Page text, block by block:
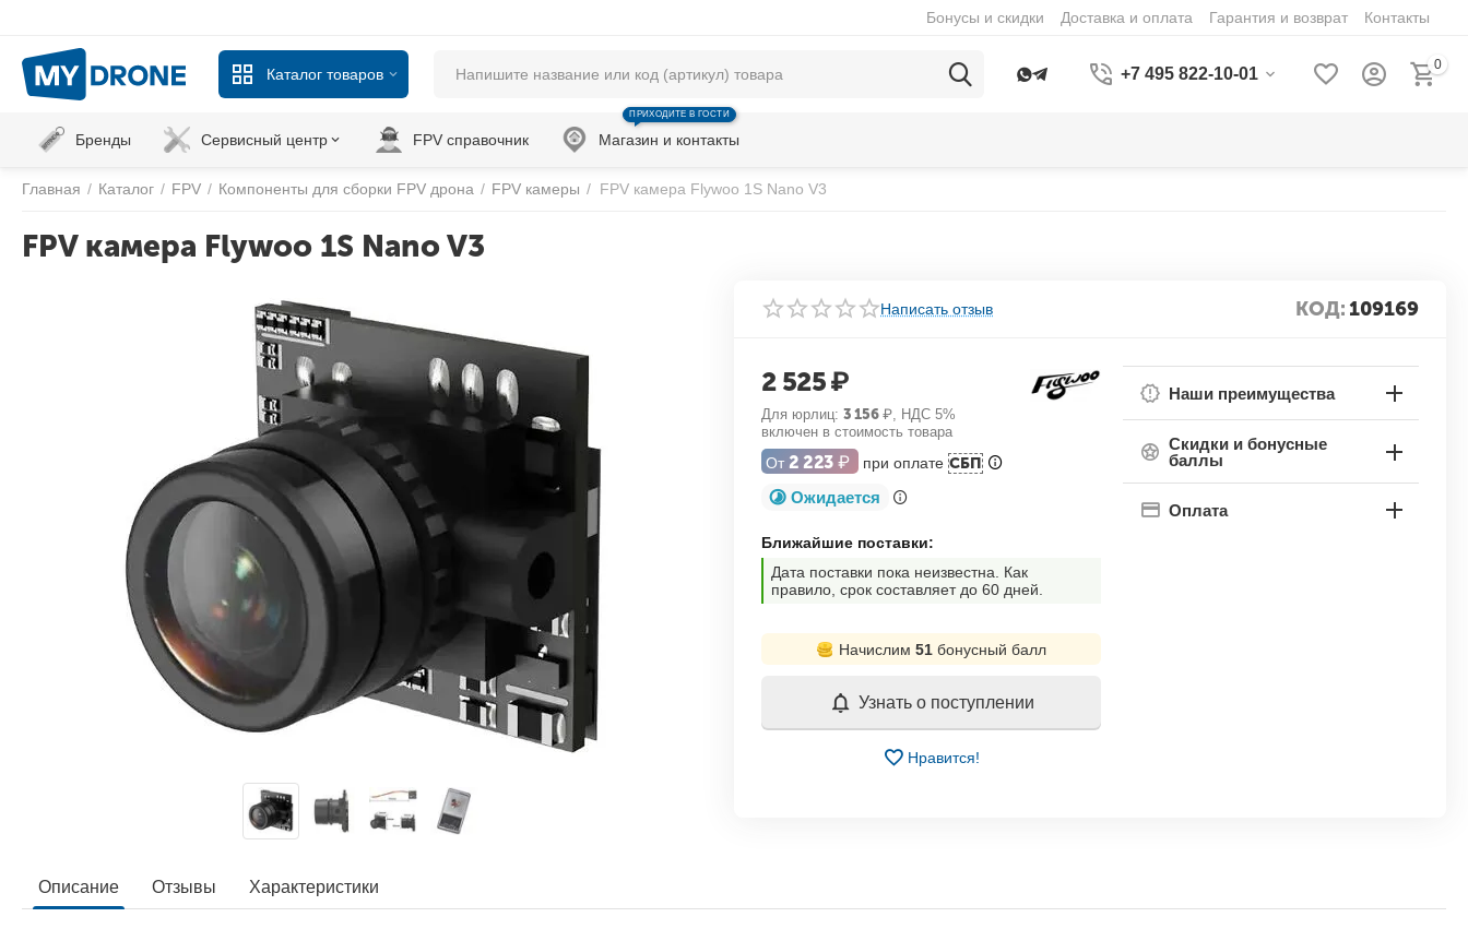
Бонусы и скидки Доставка и оплата Гарантия и возврат Контакты
Каталог товаров +7 495 822-10-01 0
Бренды Сервисный центр FPV справочник Магазин и контакты
ПРИХОДИТЕ В ГОСТИ
Главная / Каталог / FPV / Компоненты для сборки FPV дрона / FPV камеры / FPV камера Flywoo 1S Nano V3
FPV камера Flywoo 1S Nano V3
Написать отзыв КОД:109169
2 525₽
Для юрлиц: 3 156 ₽, НДС 5%
включен в стоимость товара
От 2 223 ₽ при оплате СБП
Ожидается
Ближайшие поставки:
Дата поставки пока неизвестна. Как
правило, срок составляет до 60 дней.
Начислим 51бонусный балл
Узнать о поступлении
Нравится!
Наши преимущества
Скидки и бонусные
баллы
Оплата
Описание Отзывы Характеристики